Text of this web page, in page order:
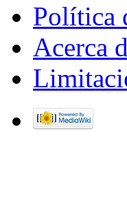
Política
Acerca